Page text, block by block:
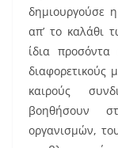
δημιουργούσε
απ’ το καλάθι
ίδια προσόντα
διαφορετικούς
καιρούς
βοηθήσουν
οργανισμών,